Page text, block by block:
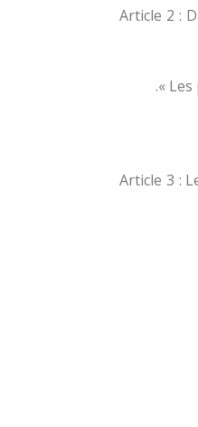
Article 2 :
Les
Article 3 :